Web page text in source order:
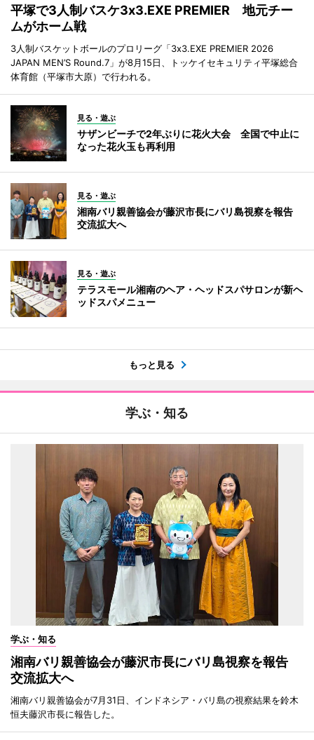
平塚で3人制バスケ3x3.EXE PREMIER 地元チー
ムがホーム戦
3人制バスケットボールのプロリーグ「3x3.EXE PREMIER 2026
JAPAN MEN’S Round.7」が8月15日、トッケイセキュリティ平塚総合
体育館（平塚市大原）で行われる。
見る・遊ぶ
サザンビーチで2年ぶりに花火大会 全国で中止に
なった花火玉も再利用
見る・遊ぶ
湘南バリ親善協会が藤沢市長にバリ島視察を報告
交流拡大へ
見る・遊ぶ
テラスモール湘南のヘア・ヘッドスパサロンが新ヘ
ッドスパメニュー
もっと見る
学ぶ・知る
学ぶ・知る
湘南バリ親善協会が藤沢市長にバリ島視察を報告
交流拡大へ
湘南バリ親善協会が7月31日、インドネシア・バリ島の視察結果を鈴木
恒夫藤沢市長に報告した。